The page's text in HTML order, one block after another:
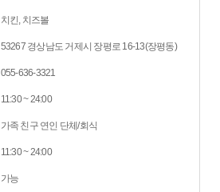
치킨, 치즈볼
53267 경상남도 거제시 장평로 16-13(장평동)
055-636-3321
11:30 ~ 24:00
가족 친구 연인 단체/회식
11:30 ~ 24:00
가능